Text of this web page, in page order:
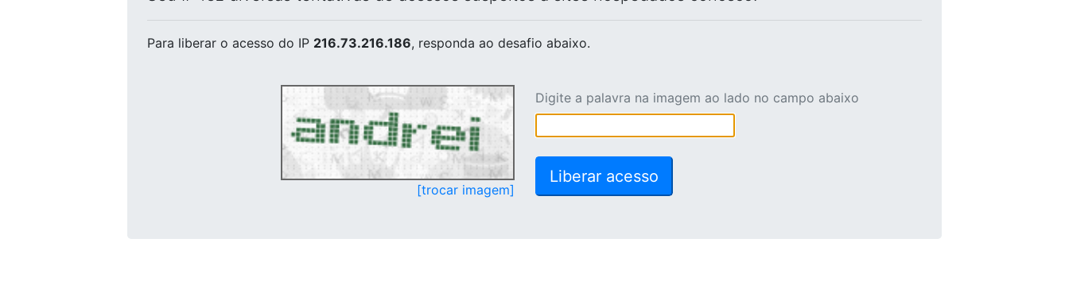
Para liberar o acesso do IP 216.73.216.186, responda ao desafio abaixo.
[trocar imagem]
Digite a palavra na imagem ao lado no campo abaixo